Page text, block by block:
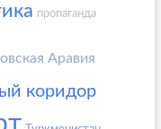
пропаганда
Аравия
коридор